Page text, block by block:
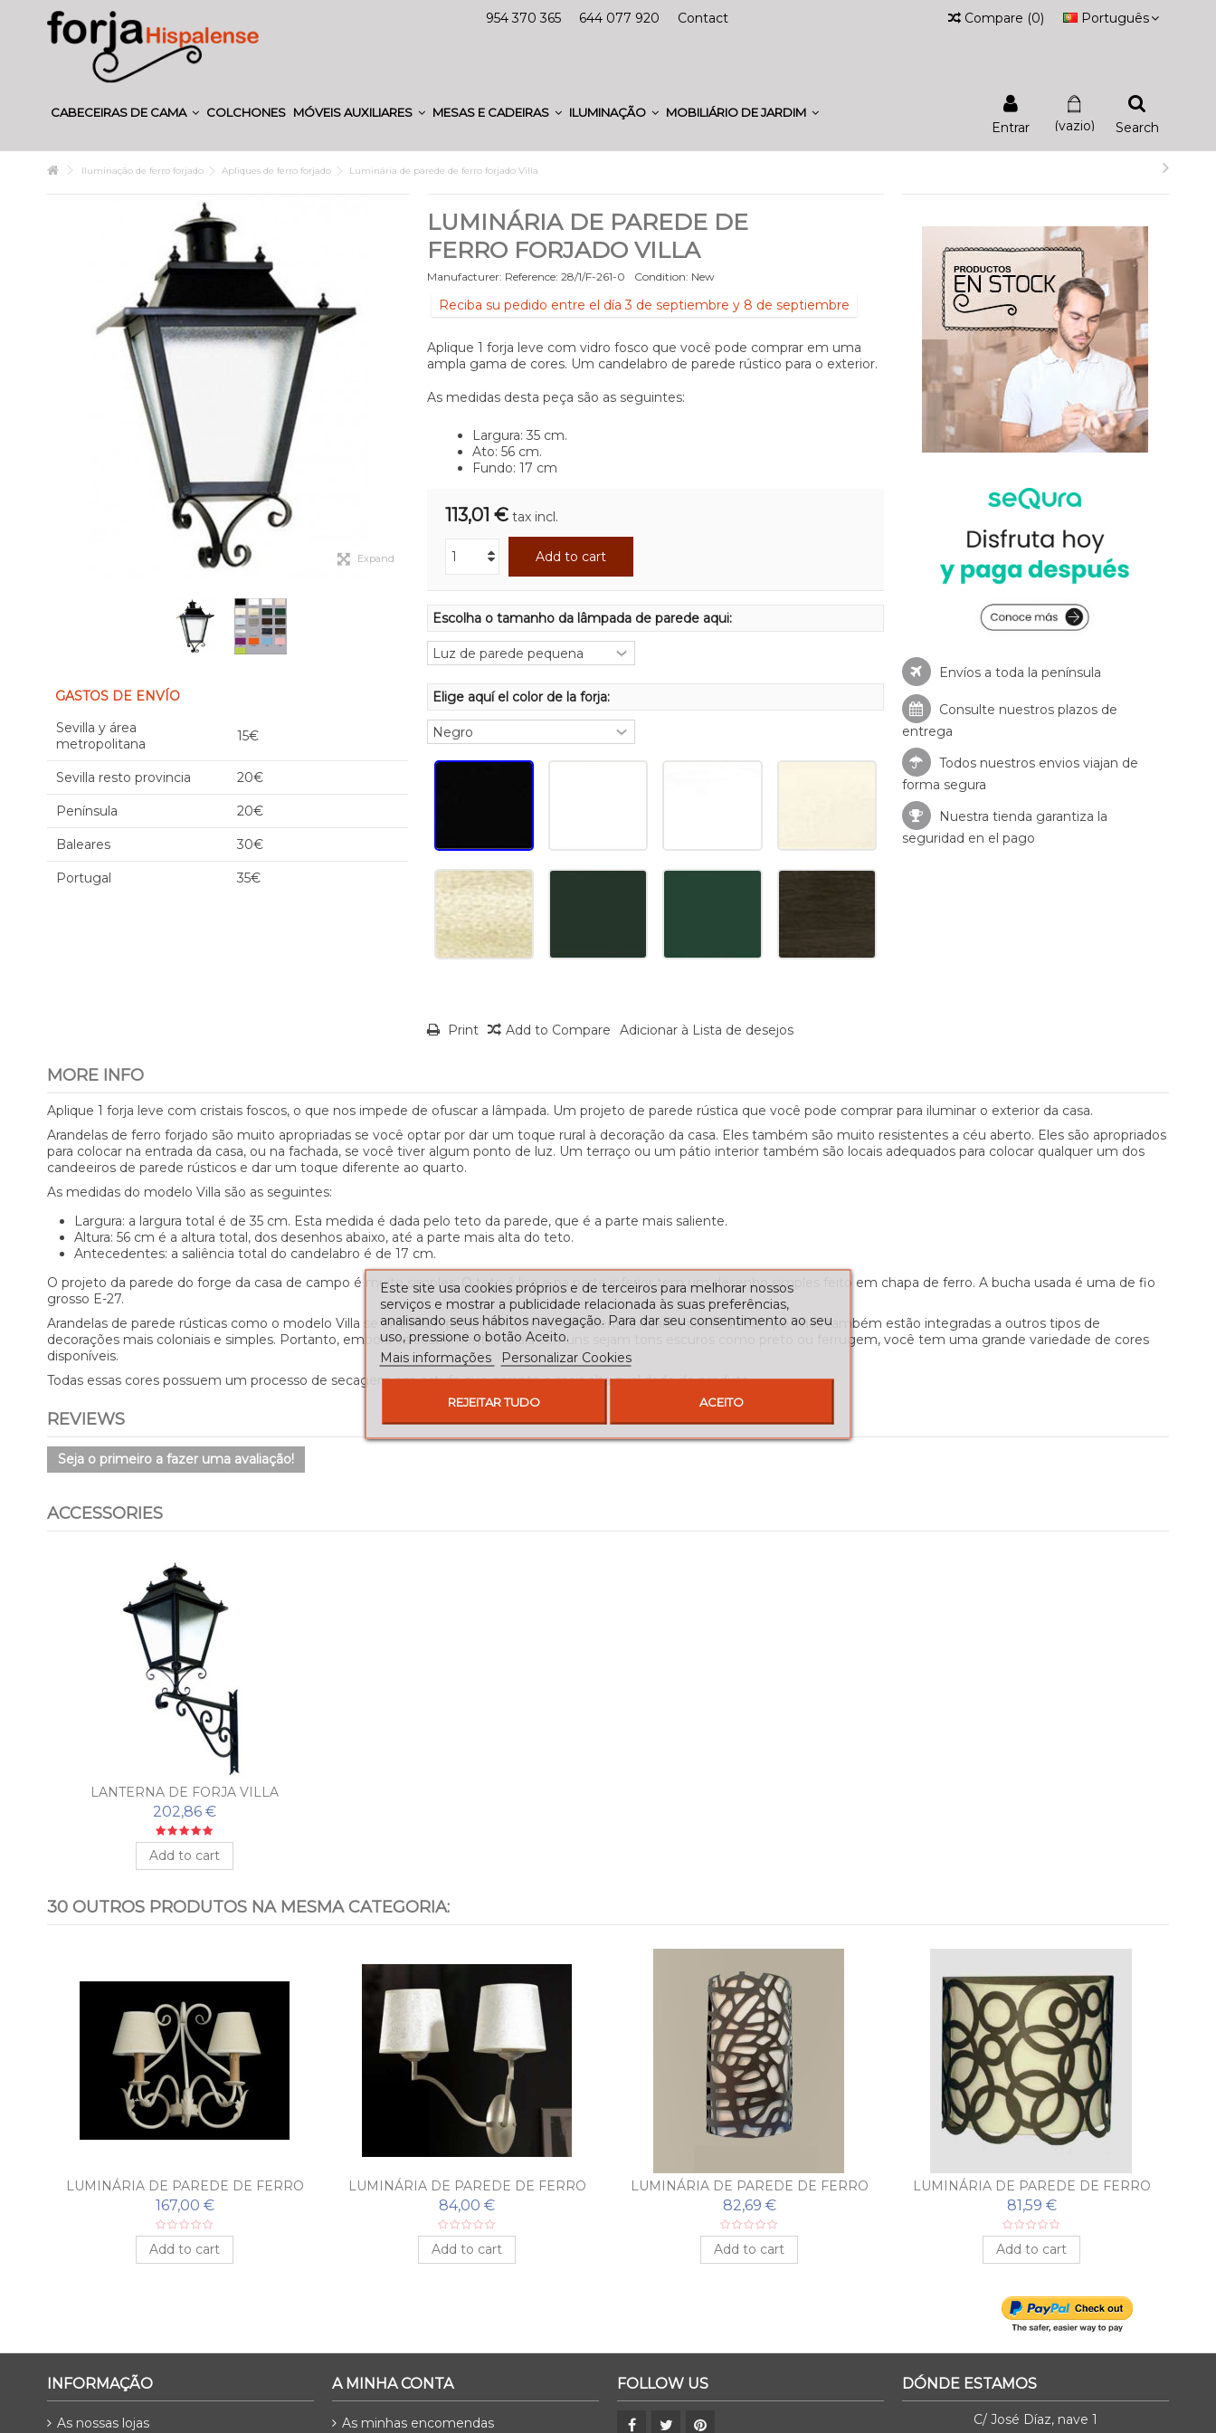
954 370 365 644 077 920 Contact Português
Compare (0)
CABECEIRAS DE CAMA COLCHONES MÓVEIS AUXILIARES MESAS E CADEIRAS ILUMINAÇÃO MOBILIÁRIO DE JARDIM
Search
(vazio)
Entrar
Iluminação de ferro forjado Apliques de ferro forjado Luminária de parede de ferro forjado Villa
Expand
GASTOS DE ENVÍO
Sevilla y área
metropolitana
15€
Sevilla resto provincia 20€
Península 20€
Baleares 30€
Portugal 35€
LUMINÁRIA DE PAREDE DE
FERRO FORJADO VILLA
Manufacturer: Reference: 28/1/F-261-0 Condition: New
Reciba su pedido entre el día 3 de septiembre y 8 de septiembre
Aplique 1 forja leve com vidro fosco que você pode comprar em uma
ampla gama de cores. Um candelabro de parede rústico para o exterior.
As medidas desta peça são as seguintes:
Largura: 35 cm.
Ato: 56 cm.
Fundo: 17 cm
113,01 € tax incl.
Add to cart
Escolha o tamanho da lâmpada de parede aqui:
Elige aquí el color de la forja:
Print Add to Compare Adicionar à Lista de desejos
Envíos a toda la península
Consulte nuestros plazos de
entrega
Todos nuestros envios viajan de
forma segura
Nuestra tienda garantiza la
seguridad en el pago
MORE INFO
Aplique 1 forja leve com cristais foscos, o que nos impede de ofuscar a lâmpada. Um projeto de parede rústica que você pode comprar para iluminar o exterior da casa.
Arandelas de ferro forjado são muito apropriadas se você optar por dar um toque rural à decoração da casa. Eles também são muito resistentes a céu aberto. Eles são apropriados
para colocar na entrada da casa, ou na fachada, se você tiver algum ponto de luz. Um terraço ou um pátio interior também são locais adequados para colocar qualquer um dos
candeeiros de parede rústicos e dar um toque diferente ao quarto.
As medidas do modelo Villa são as seguintes:
Largura: a largura total é de 35 cm. Esta medida é dada pelo teto da parede, que é a parte mais saliente.
Altura: 56 cm é a altura total, dos desenhos abaixo, até a parte mais alta do teto.
Antecedentes: a saliência total do candelabro é de 17 cm.
O projeto da parede do forge da casa de campo é muito simples. O teto é liso e na parte inferior tem um desenho simples feito em chapa de ferro. A bucha usada é uma de fio
grosso E-27.
Arandelas de parede rústicas como o modelo Villa se encaixam perfeitamente em ambientes rurais e casas de campo, mas também estão integradas a outros tipos de
decorações mais coloniais e simples. Portanto, embora os acabamentos mais comuns sejam tons escuros como preto ou ferrugem, você tem uma grande variedade de cores
disponíveis.
Todas essas cores possuem um processo de secagem em estufa que garante a mais alta qualidade do produto.
REVIEWS
Seja o primeiro a fazer uma avaliação!
ACCESSORIES
LANTERNA DE FORJA VILLA
202,86 €
Add to cart
30 OUTROS PRODUTOS NA MESMA CATEGORIA:
LUMINÁRIA DE PAREDE DE FERRO
FORJADO BAEZA
167,00 €
Add to cart
LUMINÁRIA DE PAREDE DE FERRO
FORJADO BOLA DE CRISTAL
84,00 €
Add to cart
LUMINÁRIA DE PAREDE DE FERRO
FORJADO MODERNA CELOSÍA
82,69 €
Add to cart
LUMINÁRIA DE PAREDE DE FERRO
FORJADO CÍRCULOS
81,59 €
Add to cart
INFORMAÇÃO
As nossas lojas
A MINHA CONTA
As minhas encomendas
FOLLOW US DÓNDE ESTAMOS
C/ José Díaz, nave 1
Este site usa cookies próprios e de terceiros para melhorar nossos
serviços e mostrar a publicidade relacionada às suas preferências,
analisando seus hábitos navegação. Para dar seu consentimento ao seu
uso, pressione o botão Aceito.
Mais informações
Personalizar Cookies
REJEITAR TUDO ACEITO